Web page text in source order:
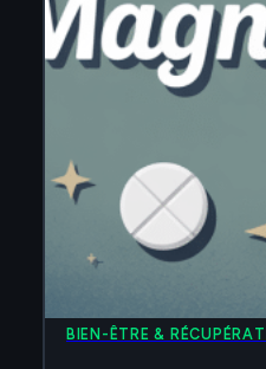
BIEN-ÊTRE &